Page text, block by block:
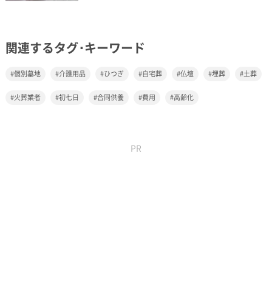
関連するタグ･キーワード
個別墓地 介護用品 ひつぎ 自宅葬 仏壇 埋葬 土葬
火葬業者 初七日 合同供養 費用 高齢化
PR